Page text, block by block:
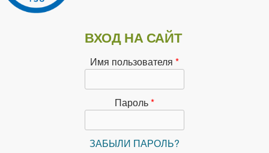
Лаборатория
общей и
сибирской
ВХОД НА САЙТ
Имя пользователя *
Пароль*
ЗАБЫЛИ ПАРОЛЬ?